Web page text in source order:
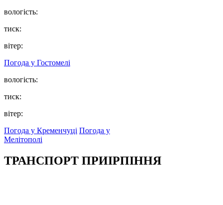
вологість:
тиск:
вітер:
Погода у Гостомелі
вологість:
тиск:
вітер:
Погода у Кременчуці Погода у
Мелітополі
ТРАНСПОРТ ПРИІРПІННЯ